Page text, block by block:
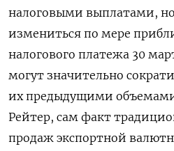
налоговыми выплатами,
измениться по мере
‌налогового платежа 30
могут значительно
их предыдущими
Рейтер, ​сам факт
продаж экспортной